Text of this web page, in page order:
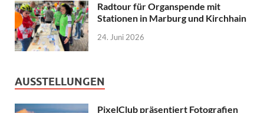
Radtour für Organspende mit
Stationen in Marburg und Kirchhain
24. Juni 2026
AUSSTELLUNGEN
PixelClub präsentiert Fotografien